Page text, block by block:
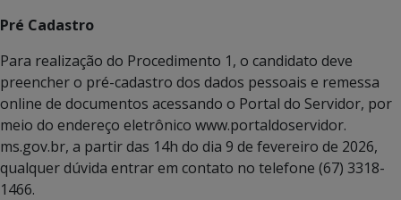
Pré Cadastro
Para realização do Procedimento 1, o candidato deve
preencher o pré-cadastro dos dados pessoais e remessa
online de documentos acessando o Portal do Servidor, por
meio do endereço eletrônico www.portaldoservidor.
ms.gov.br, a partir das 14h do dia 9 de fevereiro de 2026,
qualquer dúvida entrar em contato no telefone (67) 3318-
1466.